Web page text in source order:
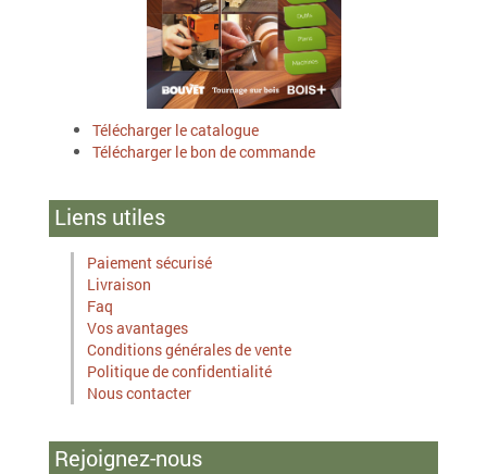
Télécharger le catalogue
Télécharger le bon de commande
Liens utiles
Paiement sécurisé
Livraison
Faq
Vos avantages
Conditions générales de vente
Politique de confidentialité
Nous contacter
Rejoignez-nous